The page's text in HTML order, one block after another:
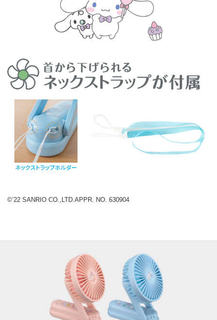
©’22 SANRIO CO.,LTD.APPR. NO. 630904